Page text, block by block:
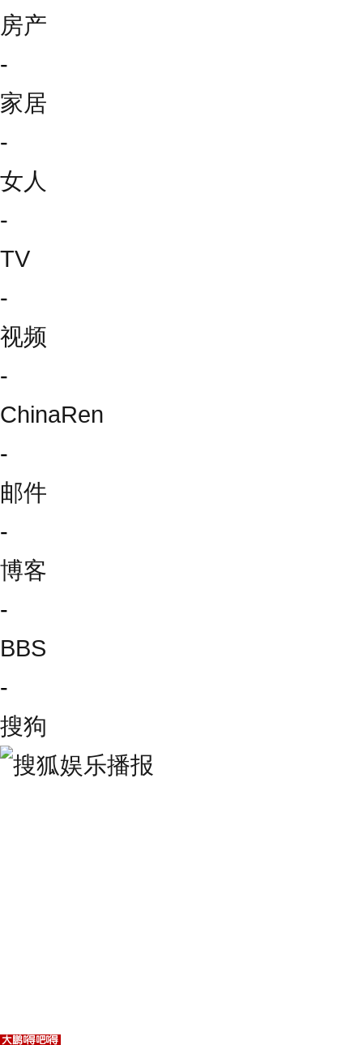
房产
-
家居
-
女人
-
TV
-
视频
-
ChinaRen
-
邮件
-
博客
-
BBS
-
搜狗